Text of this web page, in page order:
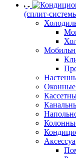
(сплит-